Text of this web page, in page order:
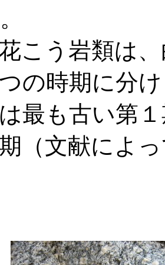
こう岩類は
の時期に分
最も古い第
（文献によ